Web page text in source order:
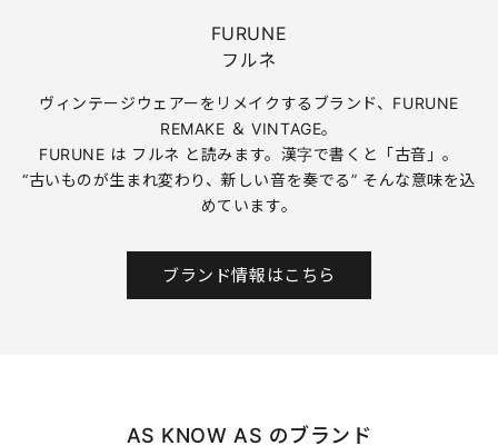
FURUNE
フルネ
ヴィンテージウェアーをリメイクするブランド、FURUNE
REMAKE ＆ VINTAGE。
FURUNE は フルネ と読みます。漢字で書くと「古音」。
“古いものが生まれ変わり、新しい音を奏でる” そんな意味を込
めています。
ブランド情報はこちら
AS KNOW AS のブランド